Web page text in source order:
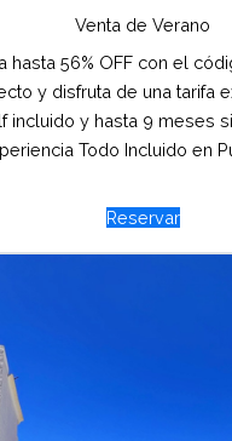
Venta de Verano
hasta 56% OFF con el
y disfruta de una tarifa
incluido y hasta 9 meses
Todo Incluido en
Reservar